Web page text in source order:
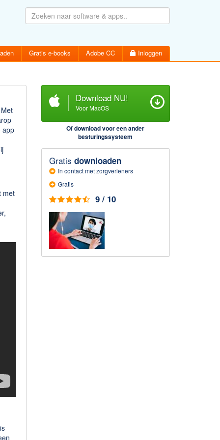
Gratis e-books Adobe CC Inloggen
Inloggen
Wachtwoord vergeten
Activatiemail hersturen
Download NU!
Voor MacOS
Of download voor een ander
besturingssysteem
Gratis downloaden
In contact met zorgverleners
Gratis
9 / 10
app
met